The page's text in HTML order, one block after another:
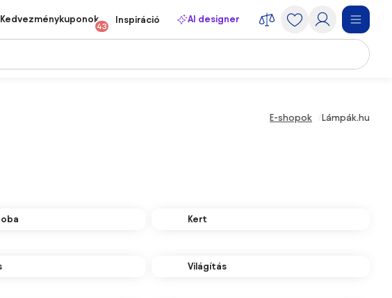
Kedvezménykuponok
43
Inspiráció AI designer
E-shopok Lámpák.hu
Kert
Világítás